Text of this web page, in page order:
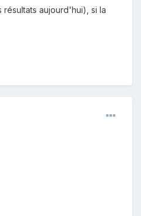
aujourd'hui), si la